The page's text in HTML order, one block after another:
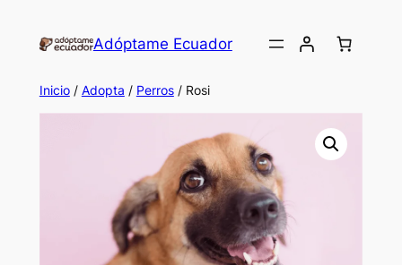
Adóptame Ecuador
Inicio/ Adopta / Perros/ Rosi